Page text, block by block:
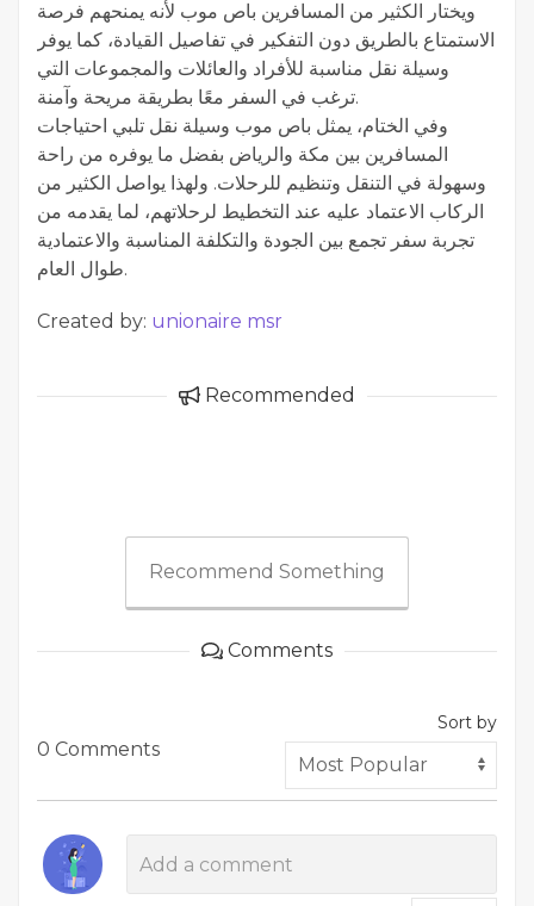
ويختار الكثير من المسافرين باص موب لأنه يمنحهم فرصة
الاستمتاع بالطريق دون التفكير في تفاصيل القيادة، كما يوفر
وسيلة نقل مناسبة للأفراد والعائلات والمجموعات التي
ترغب في السفر معًا بطريقة مريحة وآمنة.
وفي الختام، يمثل باص موب وسيلة نقل تلبي احتياجات
المسافرين بين مكة والرياض بفضل ما يوفره من راحة
وسهولة في التنقل وتنظيم للرحلات. ولهذا يواصل الكثير من
الركاب الاعتماد عليه عند التخطيط لرحلاتهم، لما يقدمه من
تجربة سفر تجمع بين الجودة والتكلفة المناسبة والاعتمادية
طوال العام.
Created by: unionaire msr
Recommended
Recommend Something
Comments
0 Comments
Sort by